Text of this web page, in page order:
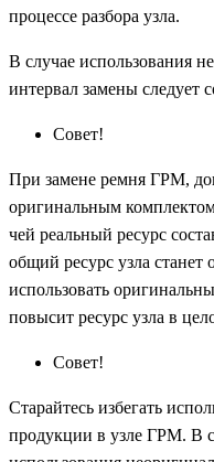
процессе разбора узла.
В случае использования
интервал замены следует
Совет!
При замене ремня ГРМ,
оригинальным
чей реальный ресурс
общий ресурс узла станет
использовать
повысит ресурс узла в
Совет!
Старайтесь избегать
продукции в узле ГРМ. В